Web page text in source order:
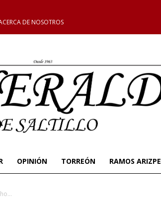
DE NOSOTROS
OPINIÓN TORREÓN RAMOS ARIZPE